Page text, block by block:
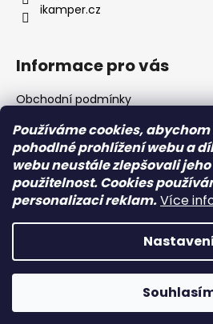
Používáme cookies,
pohodlné prohlížení webu a
webu neustále zlepšovali
použitelnost. Cookies
personalizaci reklam.Více
ikamper.cz
Informace pro vás
Obchodní podmínky
Přijímáme online
Ikamper.cz.